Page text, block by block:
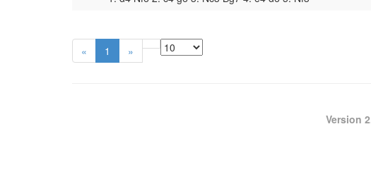
« 1 »
Version